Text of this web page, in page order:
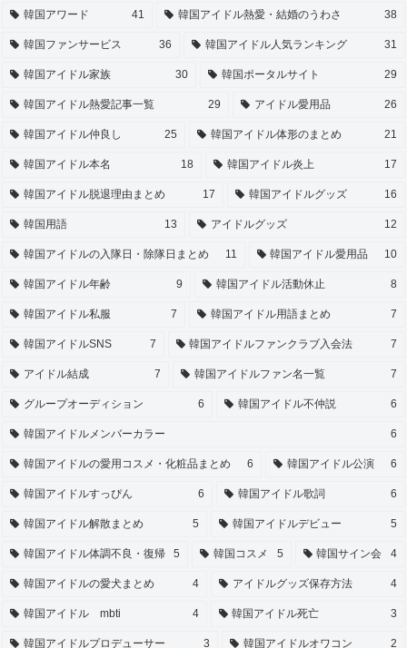
韓国アワード 41 韓国アイドル熱愛・結婚のうわさ 38
韓国ファンサービス 36 韓国アイドル人気ランキング 31
韓国アイドル家族 30 韓国ポータルサイト 29
韓国アイドル熱愛記事一覧 29 アイドル愛用品 26
韓国アイドル仲良し 25 韓国アイドル体形のまとめ 21
韓国アイドル本名 18 韓国アイドル炎上 17
韓国アイドル脱退理由まとめ 17 韓国アイドルグッズ 16
韓国用語 13 アイドルグッズ 12
韓国アイドルの入隊日・除隊日まとめ 11 韓国アイドル愛用品 10
韓国アイドル年齢 9 韓国アイドル活動休止 8
韓国アイドル私服 7 韓国アイドル用語まとめ 7
韓国アイドルSNS 7 韓国アイドルファンクラブ入会法 7
アイドル結成 7 韓国アイドルファン名一覧 7
グループオーディション 6 韓国アイドル不仲説 6
韓国アイドルメンバーカラー 6
韓国アイドルの愛用コスメ・化粧品まとめ 6 韓国アイドル公演 6
韓国アイドルすっぴん 6 韓国アイドル歌詞 6
韓国アイドル解散まとめ 5 韓国アイドルデビュー 5
韓国アイドル体調不良・復帰 5 韓国コスメ 5 韓国サイン会 4
韓国アイドルの愛犬まとめ 4 アイドルグッズ保存方法 4
韓国アイドル mbti 4 韓国アイドル死亡 3
韓国アイドルプロデューサー 3 韓国アイドルオワコン 2